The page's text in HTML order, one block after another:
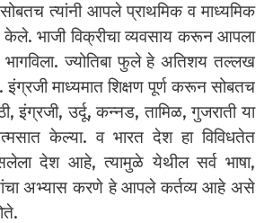
सोबतच त्यांनी आपले प्राथमिक व माध्यमिक
केले. भाजी विक्रीचा व्यवसाय करून आपला
भागविला. ज्योतिबा फुले हे अतिशय तल्लख
इंग्रजी माध्यमात शिक्षण पूर्ण करून सोबतच
इंग्रजी, उर्दू, कन्नड, तामिळ, गुजराती या
केल्या. व भारत देश हा विविधतेत
देश आहे, त्यामुळे येथील सर्व भाषा,
अभ्यास करणे हे आपले कर्तव्य आहे असे